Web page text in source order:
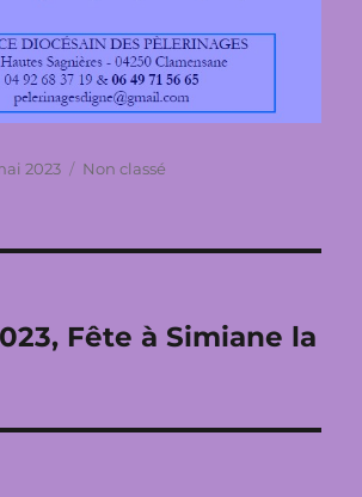
2023 Catégories
Non classé
Fête à Simiane la